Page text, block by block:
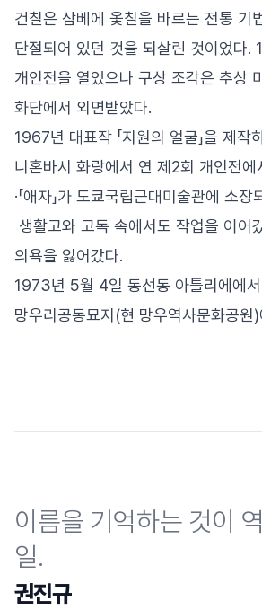
건칠은 삼베에 옻칠을 바르는 전통 기
단절되어 있던 것을 되살린 것이었다.
개인전을 열었으나 구상 조각은 추상
화단에서 외면받았다.
1967년 대표작 「지원의 얼굴」을 제
니혼바시 화랑에서 연 제2회 개인전에
·「애자」가 도쿄국립근대미술관에 소장
생활고와 고독 속에서도 작업을 이어
의욕을 잃어갔다.
1973년 5월 4일 동선동 아틀리에에서
망우리공동묘지(현 망우역사문화공원
이름을 기억하는 것이
일.
권진규